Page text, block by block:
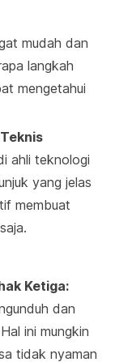
mudah dan
langkah
mengetahui
ahli teknologi
yang jelas
membuat
Ketiga:
dan
ini mungkin
tidak nyaman